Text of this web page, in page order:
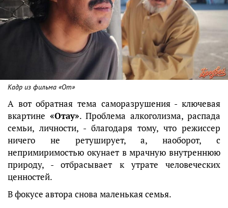
Кадр из фильма «От»
А вот обратная тема саморазрушения - ключевая
вкартине «Отау». Проблема алкоголизма, распада
семьи, личности, - благодаря тому, что режиссер
ничего не ретуширует, а, наоборот, с
непримиримостью окунает в мрачную внутреннюю
природу, - отбрасывает к утрате человеческих
ценностей.
В фокусе автора снова маленькая семья.